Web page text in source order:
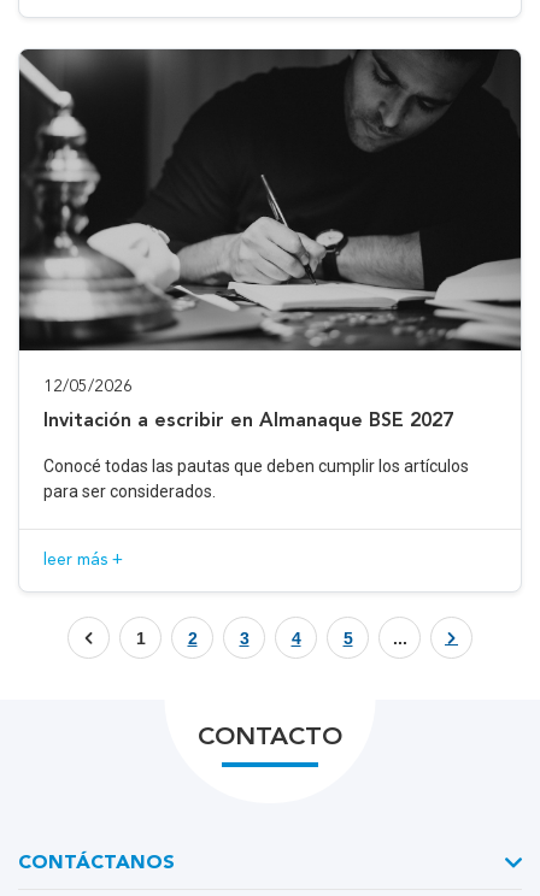
12/05/2026
Invitación a escribir en Almanaque BSE 2027
Conocé todas las pautas que deben cumplir los artículos
para ser considerados.
leer más +
1 2 3 4 5 ...
CONTACTO
CONTÁCTANOS